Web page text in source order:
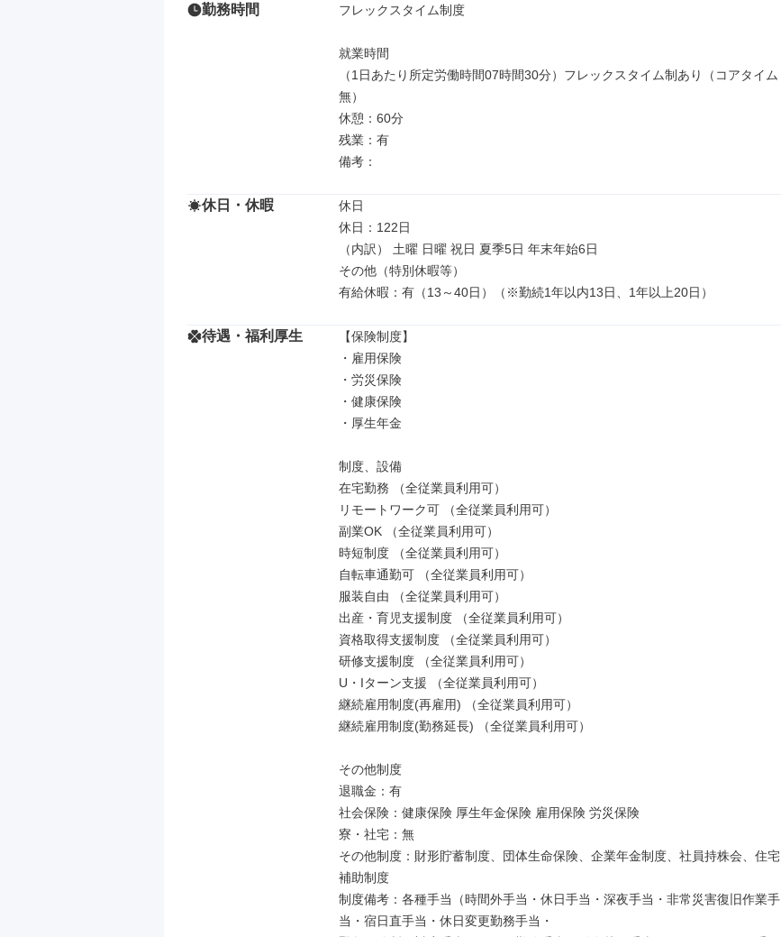
勤務時間 フレックスタイム制度
就業時間
（1日あたり所定労働時間07時間30分）フレックスタイム制あり（コアタイム
無）
休憩：60分
残業：有
備考：
休日・休暇
休日
休日：122日
（内訳） 土曜 日曜 祝日 夏季5日 年末年始6日
その他（特別休暇等）
有給休暇：有（13～40日）（※勤続1年以内13日、1年以上20日）
待遇・福利厚生
【保険制度】
・雇用保険
・労災保険
・健康保険
・厚生年金
制度、設備
在宅勤務 （全従業員利用可）
リモートワーク可 （全従業員利用可）
副業OK （全従業員利用可）
時短制度 （全従業員利用可）
自転車通勤可 （全従業員利用可）
服装自由 （全従業員利用可）
出産・育児支援制度 （全従業員利用可）
資格取得支援制度 （全従業員利用可）
研修支援制度 （全従業員利用可）
U・Iターン支援 （全従業員利用可）
継続雇用制度(再雇用) （全従業員利用可）
継続雇用制度(勤務延長) （全従業員利用可）
その他制度
退職金：有
社会保険：健康保険 厚生年金保険 雇用保険 労災保険
寮・社宅：無
その他制度：財形貯蓄制度、団体生命保険、企業年金制度、社員持株会、住宅
補助制度
制度備考：各種手当（時間外手当・休日手当・深夜手当・非常災害復旧作業手
当・宿日直手当・休日変更勤務手当・